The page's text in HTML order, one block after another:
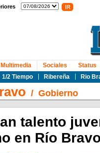
1/2 Tiempo Ribereña Rio
Multimedia Sociales Status
/ Gobierno
talento
en Río